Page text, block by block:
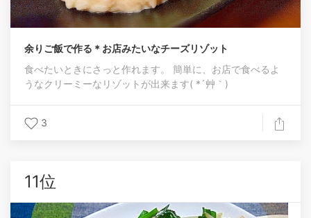
余りご飯で作る＊お店みたいなチーズリゾット
食べたいときにさっと作れます。 簡単に、お店で食べるよ
うなクリーミーなリゾットが出来ます( *´艸｀)
3
11位